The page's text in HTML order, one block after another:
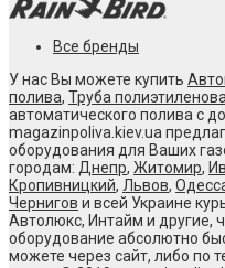
Все бренды
У нас Вы можете купить
полива, Труба
автоматического полива с
magazinpoliva.kiev.ua
оборудования для Ваших
городам: Днепр, Житомир,
Кропивницкий, Львов,
Чернигов и всей Украине
Автолюкс, Интайм и другие,
оборудование абсолютно
можете через сайт, либо по